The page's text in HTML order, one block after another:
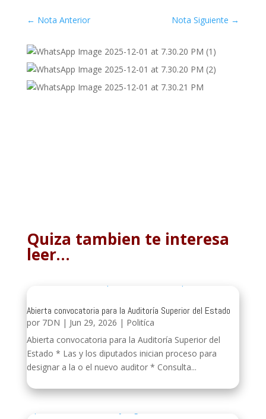
← Nota Anterior Nota Siguiente →
Quiza tambien te interesa
leer…
Abierta convocatoria para la Auditoría Superior del Estado
por 7DN | Jun 29, 2026 | Politíca
Abierta convocatoria para la Auditoría Superior del
Estado * Las y los diputados inician proceso para
designar a la o el nuevo auditor * Consulta...